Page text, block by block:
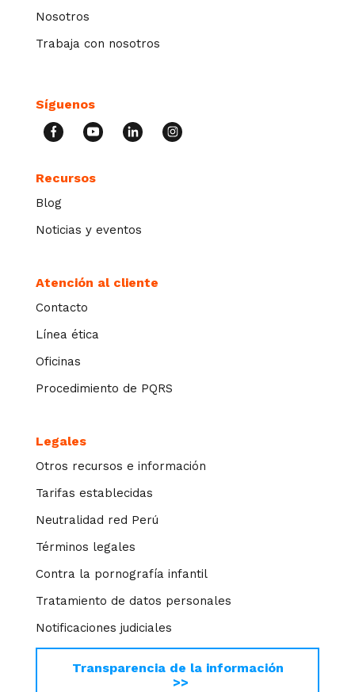
Nosotros
Trabaja con nosotros
Síguenos
Recursos
Blog
Noticias y eventos
Atención al cliente
Contacto
Línea ética
Oficinas
Procedimiento de PQRS
Legales
Otros recursos e información
Tarifas establecidas
Neutralidad red Perú
Términos legales
Contra la pornografía infantil
Tratamiento de datos personales
Notificaciones judiciales
Transparencia de la información
>>